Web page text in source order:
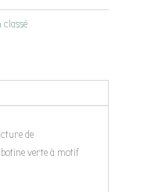
classé
de
verte à motif